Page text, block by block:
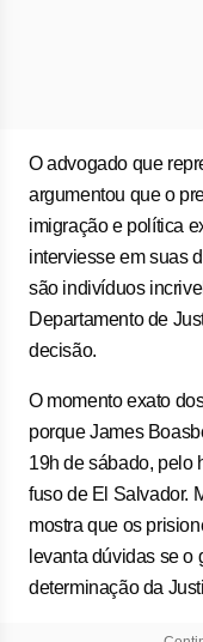
O advogado que
argumentou que o
imigração e política
interviesse em suas
são indivíduos
Departamento de
decisão.
O momento exato
porque James
19h de sábado, pelo
fuso de El Salvador.
mostra que os
levanta dúvidas se o
determinação da